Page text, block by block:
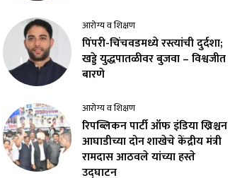
आरोग्य व शिक्षण
पिंपरी-चिंचवडमध्ये रस्त्यांची दुर्दशा;
खड्डे युद्धपातळीवर बुजवा – विश्वजीत
बारणे
आरोग्य व शिक्षण
रिपब्लिकन पार्टी ऑफ इंडिया ख्रिश्चन
आघाडीच्या दोन शाखेचे केंद्रीय मंत्री
रामदास आठवले यांच्या हस्ते
उद्घाटन